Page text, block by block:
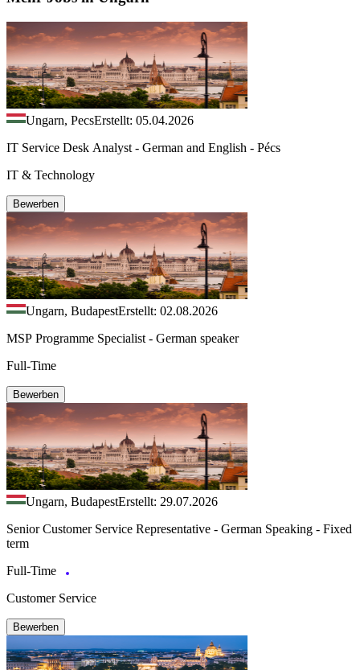
Ungarn, PecsErstellt: 05.04.2026
IT Service Desk Analyst - German and English - Pécs
IT & Technology
Bewerben
Ungarn, BudapestErstellt: 02.08.2026
MSP Programme Specialist - German speaker
Full-Time
Bewerben
Ungarn, BudapestErstellt: 29.07.2026
Senior Customer Service Representative - German Speaking - Fixed
term
Full-Time
Customer Service
Bewerben